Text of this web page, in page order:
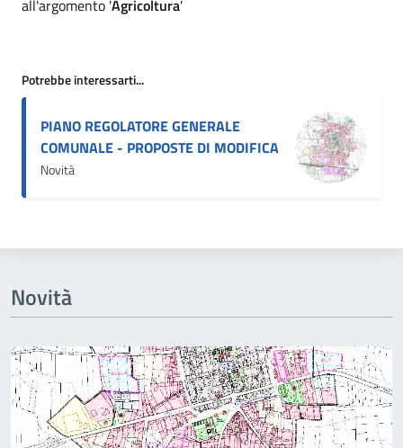
all'argomento 'Agricoltura'
Potrebbe interessarti...
PIANO REGOLATORE GENERALE
COMUNALE - PROPOSTE DI MODIFICA
Novità
Novità